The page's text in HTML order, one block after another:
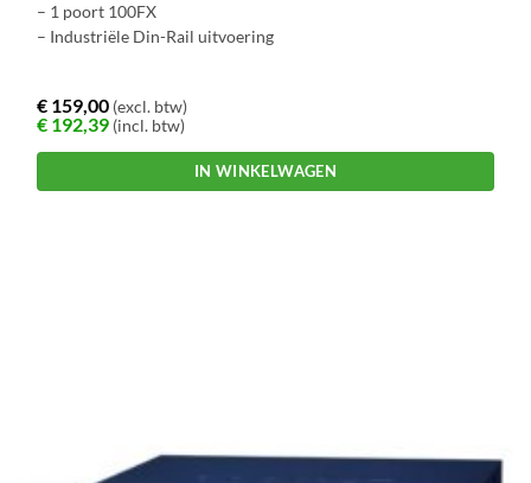
– 1 poort 100FX
– Industriële Din-Rail uitvoering
€ 159,00 (excl. btw)
€ 192,39 (incl. btw)
IN WINKELWAGEN